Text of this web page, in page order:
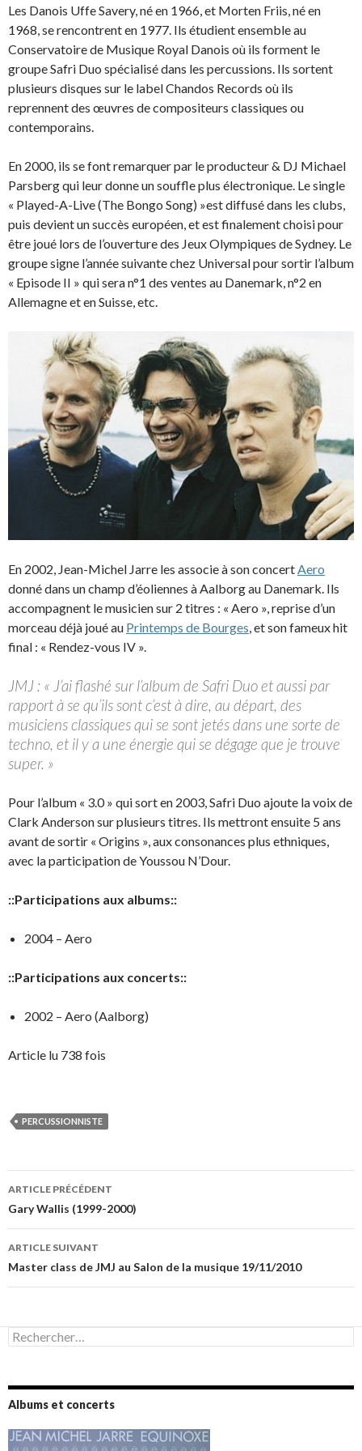
Les Danois Uffe Savery, né en 1966, et Morten Friis, né en
1968, se rencontrent en 1977. Ils étudient ensemble au
Conservatoire de Musique Royal Danois où ils forment le
groupe Safri Duo spécialisé dans les percussions. Ils sortent
plusieurs disques sur le label Chandos Records où ils
reprennent des œuvres de compositeurs classiques ou
contemporains.
En 2000, ils se font remarquer par le producteur & DJ Michael
Parsberg qui leur donne un souffle plus électronique. Le single
« Played-A-Live (The Bongo Song) »est diffusé dans les clubs,
puis devient un succès européen, et est finalement choisi pour
être joué lors de l’ouverture des Jeux Olympiques de Sydney. Le
groupe signe l’année suivante chez Universal pour sortir l’album
« Episode II » qui sera n°1 des ventes au Danemark, n°2 en
Allemagne et en Suisse, etc.
En 2002, Jean-Michel Jarre les associe à son concert Aero
donné dans un champ d’éoliennes à Aalborg au Danemark. Ils
accompagnent le musicien sur 2 titres : « Aero », reprise d’un
morceau déjà joué au Printemps de Bourges , et son fameux hit
final : « Rendez-vous IV ».
JMJ : « J’ai flashé sur l’album de Safri Duo et aussi par
rapport à se qu’ils sont c’est à dire, au départ, des
musiciens classiques qui se sont jetés dans une sorte de
techno, et il y a une énergie qui se dégage que je trouve
super. »
Pour l’album « 3.0 » qui sort en 2003, Safri Duo ajoute la voix de
Clark Anderson sur plusieurs titres. Ils mettront ensuite 5 ans
avant de sortir « Origins », aux consonances plus ethniques,
avec la participation de Youssou N’Dour.
::Participations aux albums::
2004 – Aero
::Participations aux concerts::
2002 – Aero (Aalborg)
Article lu 738 fois
PERCUSSIONNISTE
Navigation
des
articles
ARTICLE PRÉCÉDENT
Gary Wallis (1999-2000)
ARTICLE SUIVANT
Master class de JMJ au Salon de la musique 19/11/2010
Rechercher :
Albums et concerts